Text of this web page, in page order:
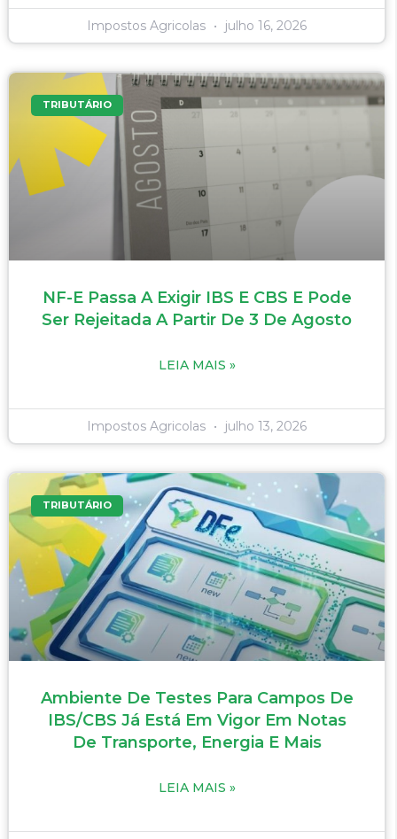
Impostos Agricolas julho 16, 2026
TRIBUTÁRIO
NF-E Passa A Exigir IBS E CBS E Pode
Ser Rejeitada A Partir De 3 De Agosto
LEIA MAIS »
Impostos Agricolas julho 13, 2026
TRIBUTÁRIO
Ambiente De Testes Para Campos De
IBS/CBS Já Está Em Vigor Em Notas
De Transporte, Energia E Mais
LEIA MAIS »